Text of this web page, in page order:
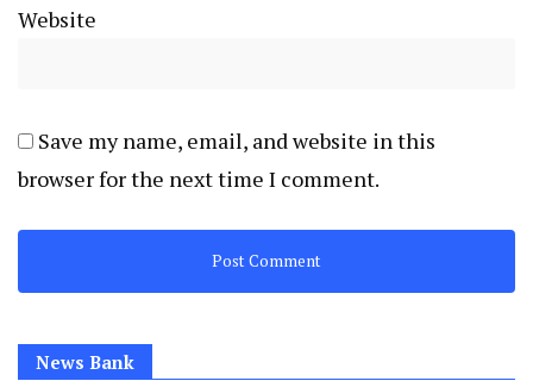
Website
Save my name, email, and website in this
browser for the next time I comment.
News Bank